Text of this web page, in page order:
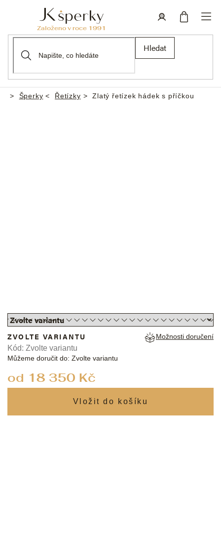
Hledat
Domů
Šperky Řetízky Zlatý řetízek hádek s příčkou
od 18 350 Kč
ZVOLTE VARIANTU
Můžeme doručit do: Zvolte variantu
Možnosti doručení
Kód: Zvolte variantu